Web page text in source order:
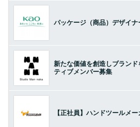
パッケージ（商品）デザイナ
新たな価値を創造しブラン
ティブメンバー募集
【正社員】ハンドツールメ